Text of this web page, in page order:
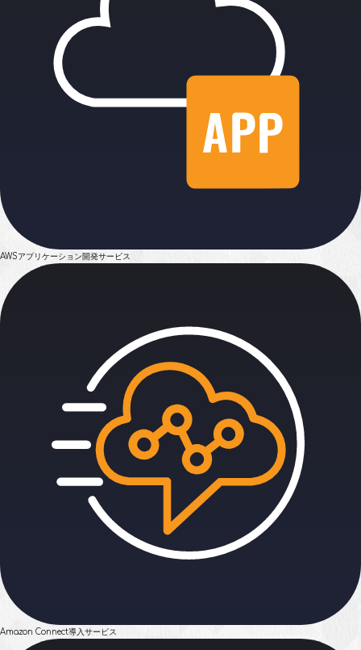
AWSアプリケーション開発サービス
Amazon Connect導入サービス